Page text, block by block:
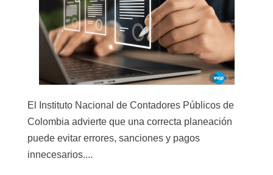
El Instituto Nacional de Contadores Públicos de
Colombia advierte que una correcta planeación
puede evitar errores, sanciones y pagos
innecesarios....